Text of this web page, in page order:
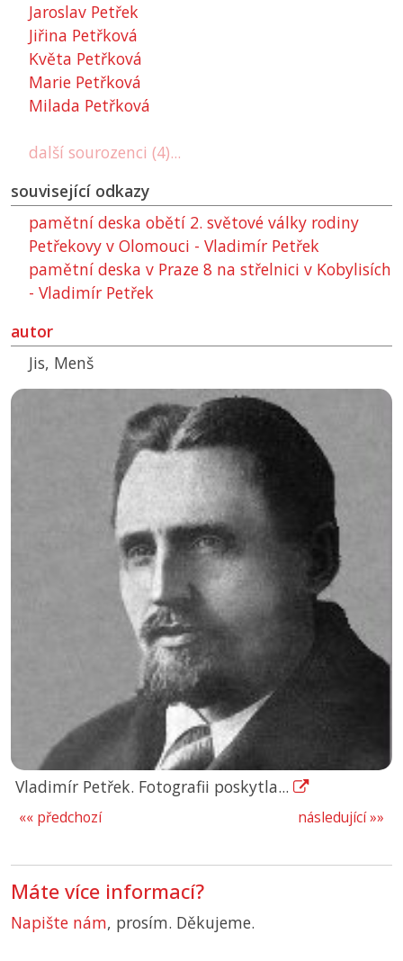
Jaroslav Petřek
Jiřina Petřková
Květa Petřková
Marie Petřková
Milada Petřková
další sourozenci (4)...
související odkazy
pamětní deska obětí 2. světové války rodiny
Petřekovy v Olomouci - Vladimír Petřek
pamětní deska v Praze 8 na střelnici v Kobylisích
- Vladimír Petřek
autor
Jis, Menš
Vladimír Petřek. Fotografii poskytla...
následující »»
«« předchozí
Máte více informací?
Napište nám, prosím. Děkujeme.